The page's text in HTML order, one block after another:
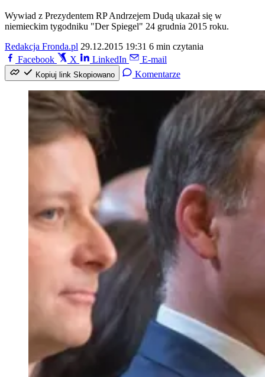
Wywiad z Prezydentem RP Andrzejem Dudą ukazał się w
niemieckim tygodniku "Der Spiegel" 24 grudnia 2015 roku.
Redakcja Fronda.pl 29.12.2015 19:31 6 min czytania
Facebook
X LinkedIn E-mail
Kopiuj link Skopiowano Komentarze